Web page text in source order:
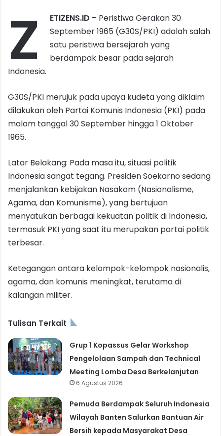
Z ETIZENS.ID – Peristiwa Gerakan 30
September 1965 (G30S/PKI) adalah salah
satu peristiwa bersejarah yang
berdampak besar pada sejarah
Indonesia.
G30S/PKI merujuk pada upaya kudeta yang diklaim
dilakukan oleh Partai Komunis Indonesia (PKI) pada
malam tanggal 30 September hingga 1 Oktober
1965.
Latar Belakang: Pada masa itu, situasi politik
Indonesia sangat tegang. Presiden Soekarno sedang
menjalankan kebijakan Nasakom (Nasionalisme,
Agama, dan Komunisme), yang bertujuan
menyatukan berbagai kekuatan politik di Indonesia,
termasuk PKI yang saat itu merupakan partai politik
terbesar.
Ketegangan antara kelompok-kelompok nasionalis,
agama, dan komunis meningkat, terutama di
kalangan militer.
Tulisan Terkait
Grup 1 Kopassus Gelar Workshop
Pengelolaan Sampah dan Technical
Meeting Lomba Desa Berkelanjutan
6 Agustus 2026
Pemuda Berdampak Seluruh Indonesia
Wilayah Banten Salurkan Bantuan Air
Bersih kepada Masyarakat Desa